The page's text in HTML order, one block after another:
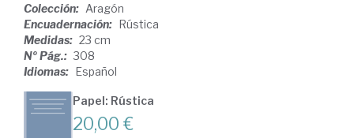
Colección: Aragón
Encuadernación: Rústica
Medidas: 23 cm
Nº Pág.: 308
Idiomas: Español
Papel: Rústica
20,00 €